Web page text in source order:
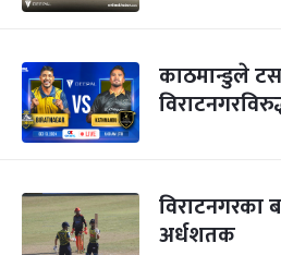
काठमान्डुले
विराटनगरका
अर्धशतक